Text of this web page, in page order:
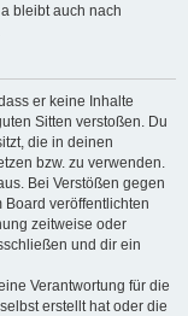
bleibt auch nach
er keine Inhalte
Sitten verstoßen. Du
die in deinen
bzw. zu verwenden.
Bei Verstößen gegen
veröffentlichten
zeitweise oder
und dir ein
Verantwortung für die
erstellt hat oder die